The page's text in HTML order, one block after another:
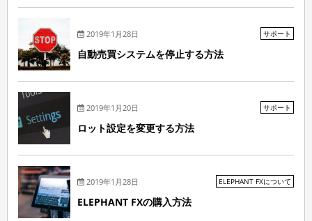
2019年1月28日 サポート
自動売買システムを停止する方法
2019年1月20日 サポート
ロット設定を変更する方法
2019年1月28日 ELEPHANT FXについて
ELEPHANT FXの購入方法